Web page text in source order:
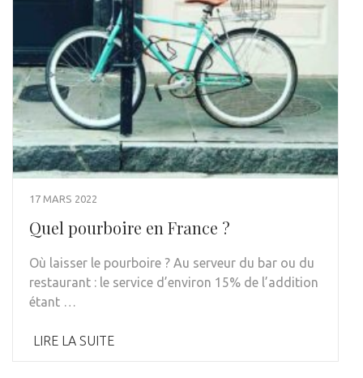
17 MARS 2022
Quel pourboire en France ?
Où laisser le pourboire ? Au serveur du bar ou du
restaurant : le service d’environ 15% de l’addition
étant …
LIRE LA SUITE